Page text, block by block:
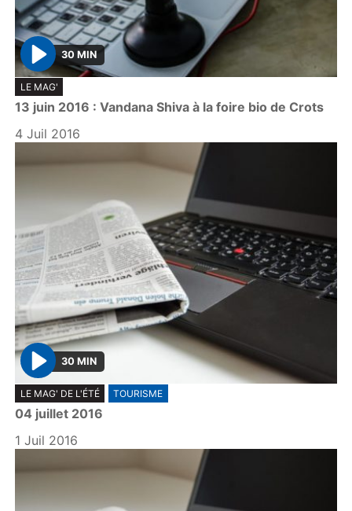
P
l
a
y
30 MIN
LE MAG'
13 juin 2016 : Vandana Shiva à la foire bio de Crots
4 Juil 2016
P
l
a
y
30 MIN
LE MAG' DE L'ÉTÉ TOURISME
04 juillet 2016
1 Juil 2016